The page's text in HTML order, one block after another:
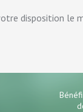
disposition le